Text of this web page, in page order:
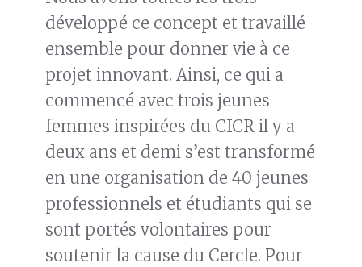
développé ce concept et travaillé
ensemble pour donner vie à ce
projet innovant. Ainsi, ce qui a
commencé avec trois jeunes
femmes inspirées du CICR il y a
deux ans et demi s’est transformé
en une organisation de 40 jeunes
professionnels et étudiants qui se
sont portés volontaires pour
soutenir la cause du Cercle. Pour